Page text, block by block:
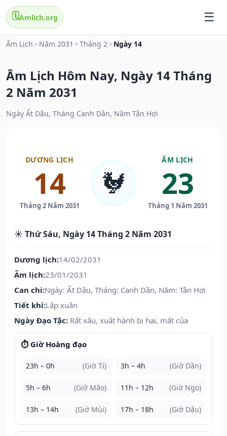
🗓️Amlich.org
Âm Lịch > Năm 2031 >Tháng 2> Ngày 14
Âm Lịch Hôm Nay, Ngày 14 Tháng
2 Năm 2031
Ngày Ất Dậu, Tháng Canh Dần, Năm Tân Hợi
DƯƠNG LỊCH
14
Tháng 2 Năm 2031
🐓
ÂM LỊCH
23
Tháng 1 Năm 2031
☀️ Thứ Sáu, Ngày 14 Tháng 2 Năm 2031
Dương lịch:14/02/2031
Âm lịch:23/01/2031
Can chi:Ngày: Ất Dậu, Tháng: Canh Dần, Năm: Tân Hợi
Tiết khí:Lập xuân
Ngày Đạo Tặc: Rất xấu, xuất hành bị hại, mất của
⏱️ Giờ Hoàng đạo
23h – 0h (Giờ Tí) 3h – 4h (Giờ Dần)
5h – 6h (Giờ Mão) 11h – 12h (Giờ Ngọ)
13h – 14h (Giờ Mùi) 17h – 18h (Giờ Dậu)